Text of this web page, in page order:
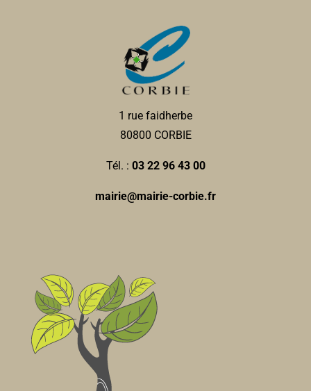
1 rue faidherbe
80800 CORBIE
Tél. : 03 22 96 43 00
mairie@mairie-corbie.fr